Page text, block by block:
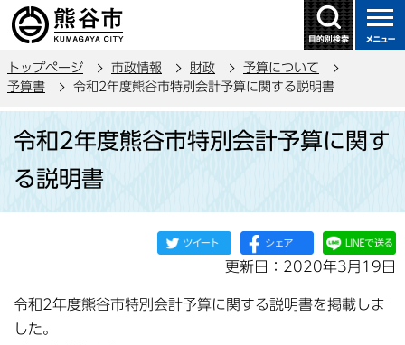
の
ー
す
トップページ 市政情報 財政
予算について
予算書
令和2年度熊谷市特別会計予算に関する説明書
か
令和2年度熊谷市特別会計予算に関す
る説明書
更新日：2020年3月19日
令和2年度熊谷市特別会計予算に関する説明書を掲載しま
した。